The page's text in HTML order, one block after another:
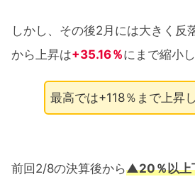
しかし、その後2月には大きく反
から上昇は+35.16％にまで縮小
最高では+118％まで上昇
前回2/8の決算後から▲20％以上